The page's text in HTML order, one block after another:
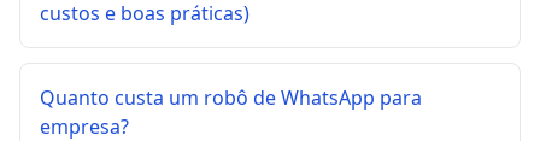
custos e boas práticas)
Quanto custa um robô de WhatsApp para
empresa?